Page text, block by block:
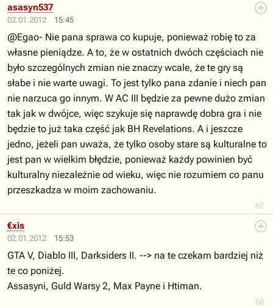
02.01.2012 15:45
67
asasyn537
@Egao- Nie pana sprawa co kupuje, ponieważ robię to za
własne pieniądze. A to, że w ostatnich dwóch częściach nie
było szczególnych zmian nie znaczy wcale, że te gry są
słabe i nie warte uwagi. To jest tylko pana zdanie i niech pan
nie narzuca go innym. W AC III będzie za pewne dużo zmian
tak jak w dwójce, więc szykuje się naprawdę dobra gra i nie
będzie to już taka część jak BH Revelations. A i jeszcze
jedno, jeżeli pan uważa, że tylko osoby stare są kulturalne to
jest pan w wielkim błędzie, ponieważ każdy powinien być
kulturalny niezależnie od wieku, więc nie rozumiem co panu
przeszkadza w moim zachowaniu.
02.01.2012 15:53
68
€xis
GTA V, Diablo III, Darksiders II. --> na te czekam bardziej niż
te co poniżej.
Assasyni, Guld Warsy 2, Max Payne i Htiman.